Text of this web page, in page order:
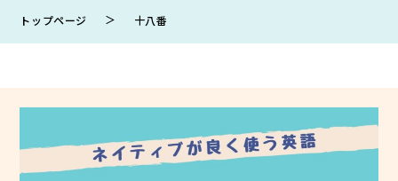
トップページ ＞ 十八番